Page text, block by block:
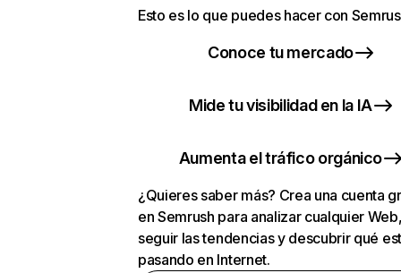
Esto es lo que puedes hacer con
Conoce tu mercado
Mide tu visibilidad en la IA
Aumenta el tráfico orgánico
¿Quieres saber más? Crea una cuenta
en Semrush para analizar cualquier
seguir las tendencias y descubrir qué
pasando en Internet.